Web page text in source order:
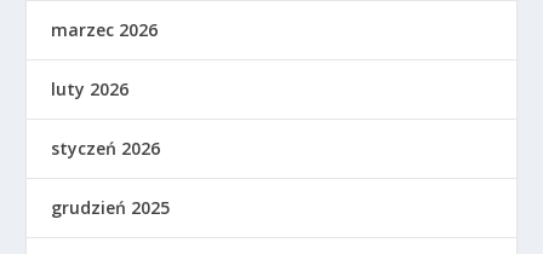
marzec 2026
luty 2026
styczeń 2026
grudzień 2025